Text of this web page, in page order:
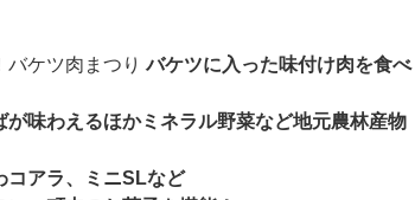
バケツ肉まつりバケツに入った味付け肉を食べ
が味わえるほかミネラル野菜など地元農林産物
コアラ、ミニSLなど